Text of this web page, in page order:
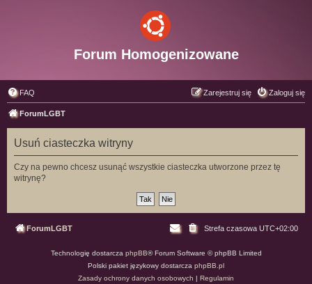
Forum Homogenizowane
FAQ Zaloguj się
Zarejestruj się
ForumLGBT
Usuń ciasteczka witryny
Czy na pewno chcesz usunąć wszystkie ciasteczka utworzone przez tę
witrynę?
ForumLGBT Strefa czasowa UTC+02:00
Technologię dostarcza phpBB® Forum Software © phpBB Limited
Polski pakiet językowy dostarcza phpBB.pl
Zasady ochrony danych osobowych | Regulamin